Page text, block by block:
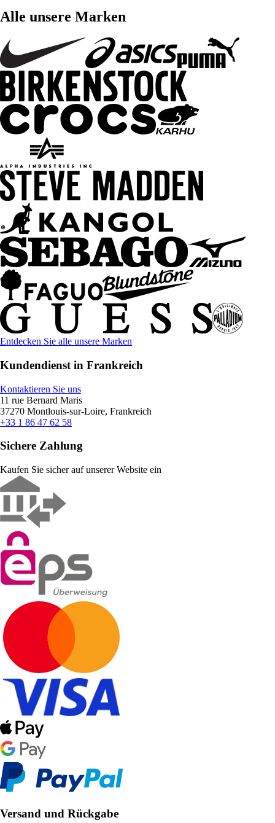
Alle unsere Marken
Entdecken Sie alle unsere Marken
Kundendienst in Frankreich
Kontaktieren Sie uns
11 rue Bernard Maris
37270 Montlouis-sur-Loire, Frankreich
+33 1 86 47 62 58
Sichere Zahlung
Kaufen Sie sicher auf unserer Website ein
Versand und Rückgabe